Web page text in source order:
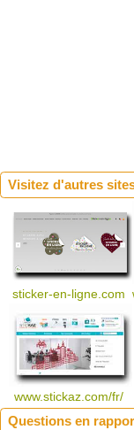
Visitez d'autres
sticker-en-ligne.com
www.stickaz.com/fr/
Questions en